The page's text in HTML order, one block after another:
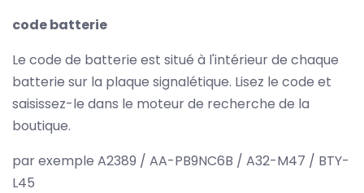
code batterie
Le code de batterie est situé à l'intérieur de chaque
batterie sur la plaque signalétique. Lisez le code et
saisissez-le dans le moteur de recherche de la
boutique.
par exemple A2389 / AA-PB9NC6B / A32-M47 / BTY-
L45